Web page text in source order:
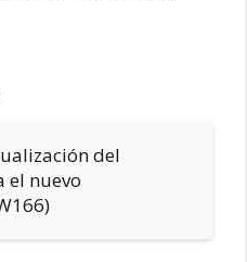
del
el nuevo